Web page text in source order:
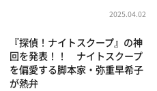
2025.04.02
『探偵！ナイトスクープ』の神
回を発表！！ ナイトスクープ
を偏愛する脚本家・弥重早希子
が熱弁